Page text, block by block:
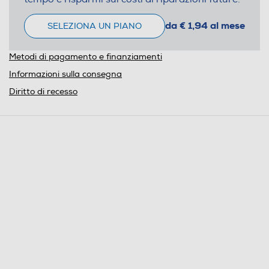
SELEZIONA UN PIANO da € 1,94 al mese
Metodi di pagamento e finanziamenti
Informazioni sulla consegna
Diritto di recesso